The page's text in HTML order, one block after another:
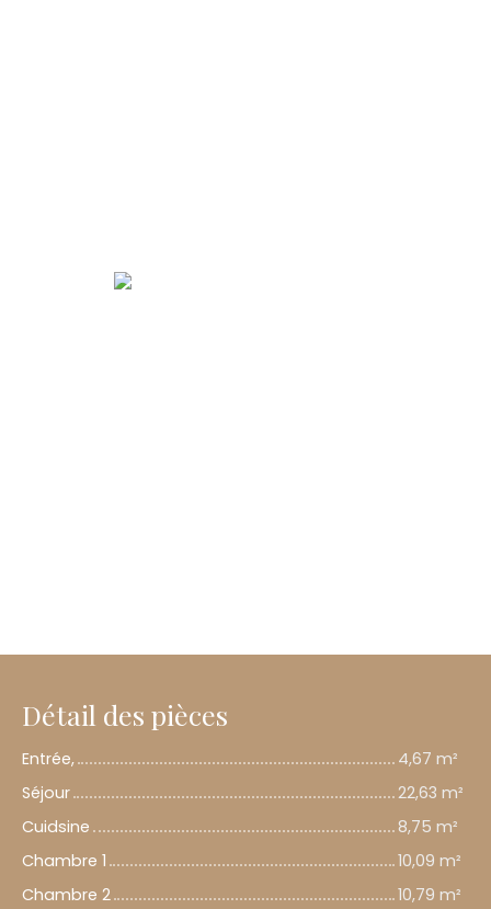
Détail des pièces
Entrée,
4,67 m²
Séjour
22,63 m²
Cuidsine
8,75 m²
Chambre 1
10,09 m²
Chambre 2
10,79 m²